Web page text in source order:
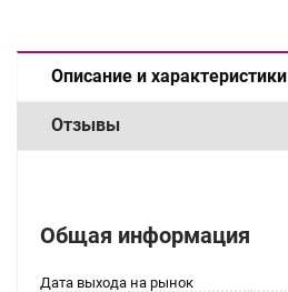
Описание и характеристики
Отзывы
Общая информация
Дата выхода на рынок